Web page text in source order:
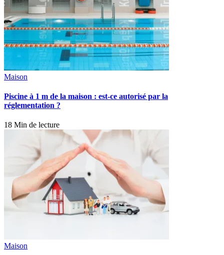
Maison
Piscine à 1 m de la maison : est-ce autorisé par la
réglementation ?
18 Min de lecture
Maison